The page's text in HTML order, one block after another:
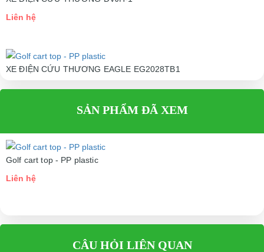
Liên hệ
XE ĐIỆN CỨU THƯƠNG EAGLE EG2028TB1
Liên hệ
SẢN PHẨM ĐÃ XEM
Golf cart top - PP plastic
Liên hệ
CÂU HỎI LIÊN QUAN